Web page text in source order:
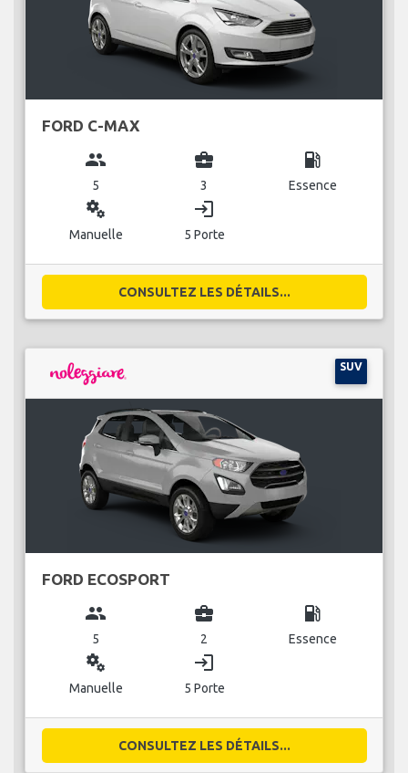
FORD C-MAX
group
5
business_center
3
local_gas_station
Essence
miscellaneous_services
Manuelle
login
5 Porte
CONSULTEZ LES DÉTAILS...
SUV
FORD ECOSPORT
group
5
business_center
2
local_gas_station
Essence
miscellaneous_services
Manuelle
login
5 Porte
CONSULTEZ LES DÉTAILS...